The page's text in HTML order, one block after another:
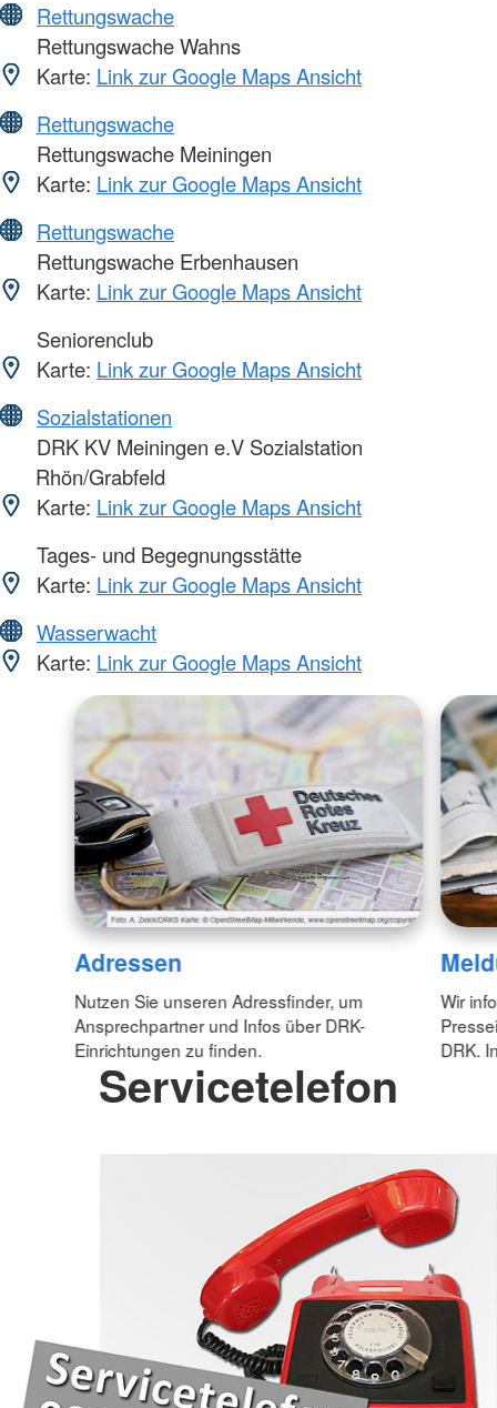
Rettungswache
Rettungswache Wahns
Karte: Link zur Google Maps Ansicht
Rettungswache
Rettungswache Meiningen
Karte: Link zur Google Maps Ansicht
Rettungswache
Rettungswache Erbenhausen
Karte: Link zur Google Maps Ansicht
Seniorenclub
Karte: Link zur Google Maps Ansicht
Sozialstationen
DRK KV Meiningen e.V Sozialstation
Rhön/Grabfeld
Karte: Link zur Google Maps Ansicht
Tages- und Begegnungsstätte
Karte: Link zur Google Maps Ansicht
Wasserwacht
Karte: Link zur Google Maps Ansicht
Adressen
Nutzen Sie unseren Adressfinder, um
Ansprechpartner und Infos über DRK-
Einrichtungen zu finden.
Wir
DRK.
Servicetelefon